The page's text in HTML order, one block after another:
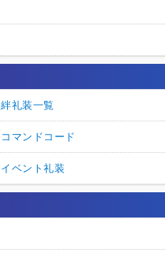
絆礼装一覧
コマンドコード
イベント礼装